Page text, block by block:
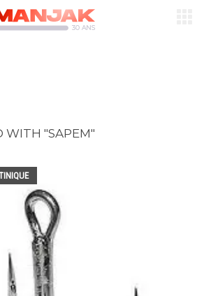
WITH "SAPEM"